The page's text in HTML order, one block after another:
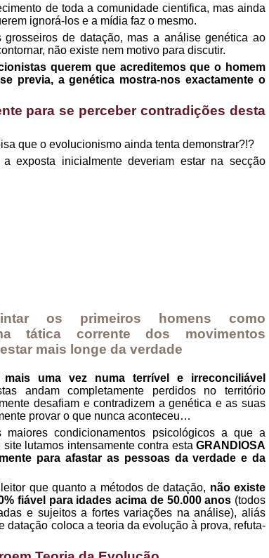
de toda a comunidade cientifica, mas ainda
ignorá-los e a mídia faz o mesmo.
de datação, mas a análise genética ao
não existe nem motivo para discutir.
querem que acreditemos que o homem
previa, a genética mostra-nos exactamente o
para se perceber contradições desta
que o evolucionismo ainda tenta demonstrar?!?
exposta inicialmente deveriam estar na secção
os primeiros homens como
corrente dos movimentos
mais longe da verdade
uma vez numa terrível e irreconciliável
andam completamente perdidos no território
desafiam e contradizem a genética e as suas
provar o que nunca aconteceu…
condicionamentos psicológicos a que a
lutamos intensamente contra esta GRANDIOSA
para afastar as pessoas da verdade e da
que quanto a métodos de datação, não existe
fiável para idades acima de 50.000 anos (todos
e sujeitos a fortes variações na análise), aliás
datação coloca a teoria da evolução à prova, refuta-